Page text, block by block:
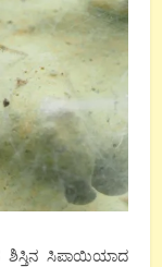
ಶಿಸ್ತಿನ ಸಿಪಾಯಿಯಾದ